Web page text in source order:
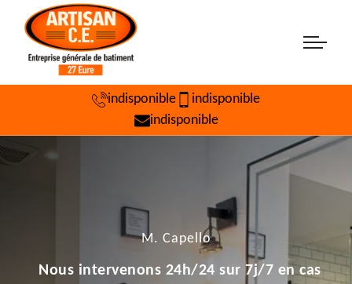
indisponible
indisponible
indisponible
M. Capello
Nous intervenons 24h/24 sur 7j/7 en cas